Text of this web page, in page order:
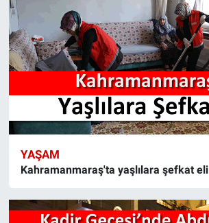
YAŞAM
Kahramanmaraş'ta yaşlılara şefkat eli